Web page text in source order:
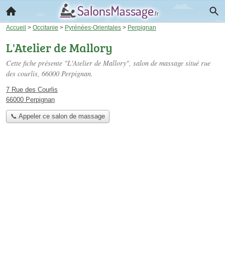
Accueil > Occitanie > Pyrénées-Orientales > Perpignan
L'Atelier de Mallory
Cette fiche présente "L'Atelier de Mallory", salon de massage situé rue
des courlis, 66000 Perpignan.
7 Rue des Courlis
66000 Perpignan
📞 Appeler ce salon de massage